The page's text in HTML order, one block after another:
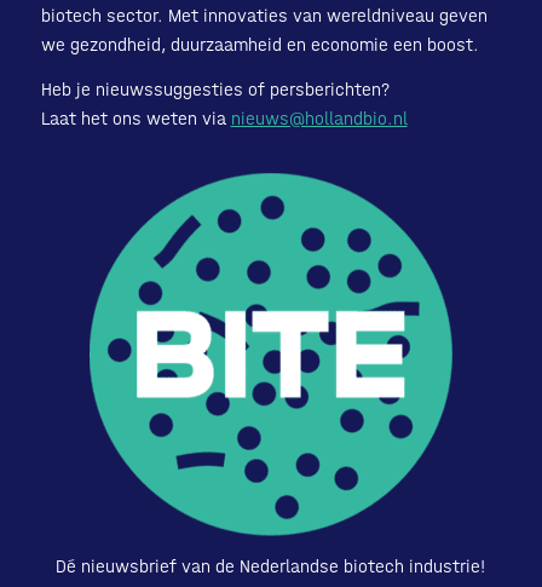
biotech sector. Met innovaties van wereldniveau geven
we gezondheid, duurzaamheid en economie een boost.
Heb je nieuwssuggesties of persberichten?
Laat het ons weten via nieuws@hollandbio.nl
Dé nieuwsbrief van de Nederlandse biotech industrie!